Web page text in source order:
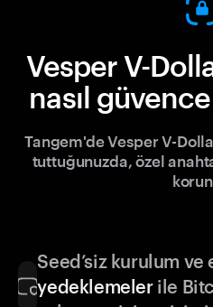
Vesper V-
nasıl güvence
Tangem'de Vesper V-
tuttuğunuzda, özel
Seed’siz kurulum
yedeklemelerile